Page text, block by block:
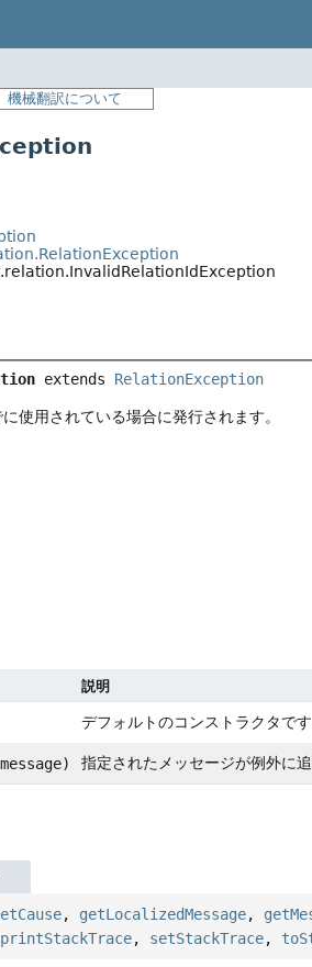
機械翻訳について
extends RelationException
使用されている場合に発行されます。
説明
デフォルトのコンストラクタで
message) 指定されたメッセージが例外に
, getLocalizedMessage,
printStackTrace, setStackTrace,